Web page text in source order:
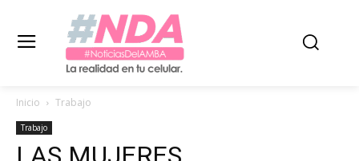
Inicio Trabajo
Trabajo